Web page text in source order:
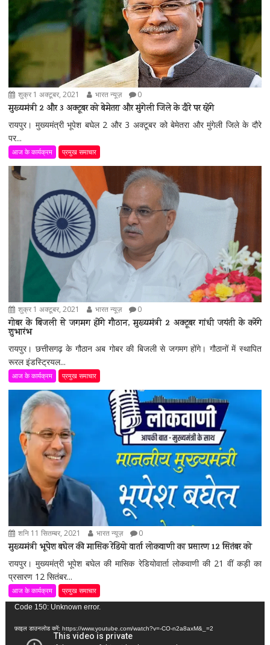
शुक्र 1 अक्टूबर, 2021 भारत न्यूज़ 0
मुख्यमंत्री 2 और 3 अक्टूबर को बेमेतरा और मुंगेली जिले के दौरे पर रहेंगे
रायपुर। मुख्यमंत्री भूपेश बघेल 2 और 3 अक्टूबर को बेमेतरा और मुंगेली जिले के दौरे
पर...
आज के कार्यक्रम प्रमुख समाचार
शुक्र 1 अक्टूबर, 2021 भारत न्यूज़ 0
गोबर के बिजली से जगमग होंगे गौठान, मुख्यमंत्री 2 अक्टूबर गांधी जयंती के करेंगे
शुभारंभ
रायपुर। छत्तीसगढ़ के गौठान अब गोबर की बिजली से जगमग होंगे। गौठानों में स्थापित
रूरल इंडस्ट्रियल...
आज के कार्यक्रम प्रमुख समाचार
शनि 11 सितम्बर, 2021 भारत न्यूज़ 0
मुख्यमंत्री भूपेश बघेल की मासिक रेडियो वार्ता लोकवाणी का प्रसारण 12 सितंबर को
रायपुर। मुख्यमंत्री भूपेश बघेल की मासिक रेडियोवार्ता लोकवाणी की 21 वीं कड़ी का
प्रसारण 12 सितंबर...
आज के कार्यक्रम प्रमुख समाचार
वीडियो
Code 150: Unknown error.
फ़ाइल डाउनलोड करें: https://www.youtube.com/watch?v=-CO-n2a8axM&_=2